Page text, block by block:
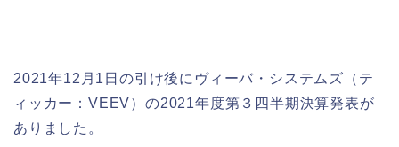
2021年12月1日の引け後にヴィーバ・システムズ（テ
ィッカー：VEEV）の2021年度第３四半期決算発表が
ありました。